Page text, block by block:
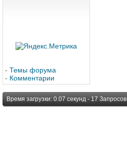
- Темы форума
- Комментарии
Время загрузки: 0.07 секунд - 17 Запросов